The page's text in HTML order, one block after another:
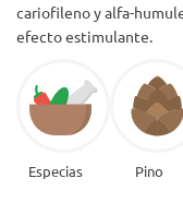
cariofileno y alfa-
efecto estimulante.
Especias Pino